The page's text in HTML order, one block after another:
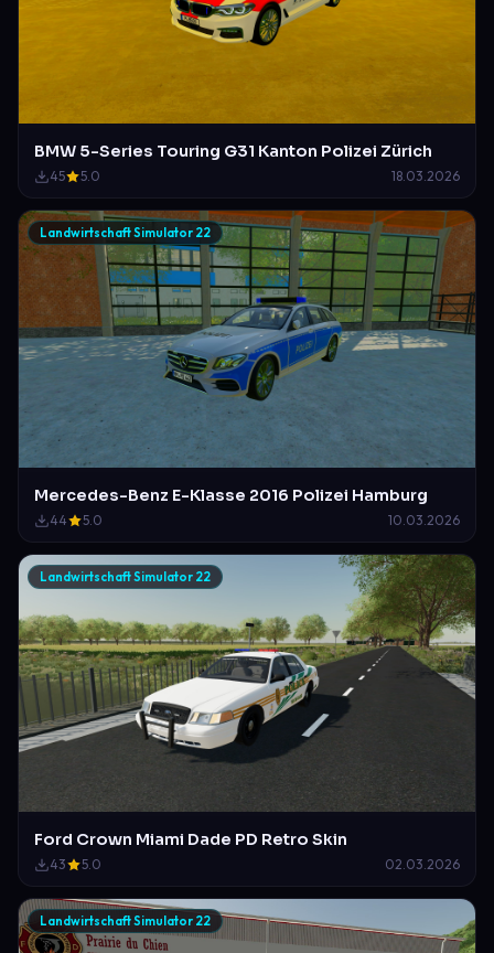
BMW 5-Series Touring G31 Kanton Polizei Zürich
45 5.0 18.03.2026
Landwirtschaft Simulator 22
Mercedes-Benz E-Klasse 2016 Polizei Hamburg
44 5.0 10.03.2026
Landwirtschaft Simulator 22
Ford Crown Miami Dade PD Retro Skin
43 5.0 02.03.2026
Landwirtschaft Simulator 22